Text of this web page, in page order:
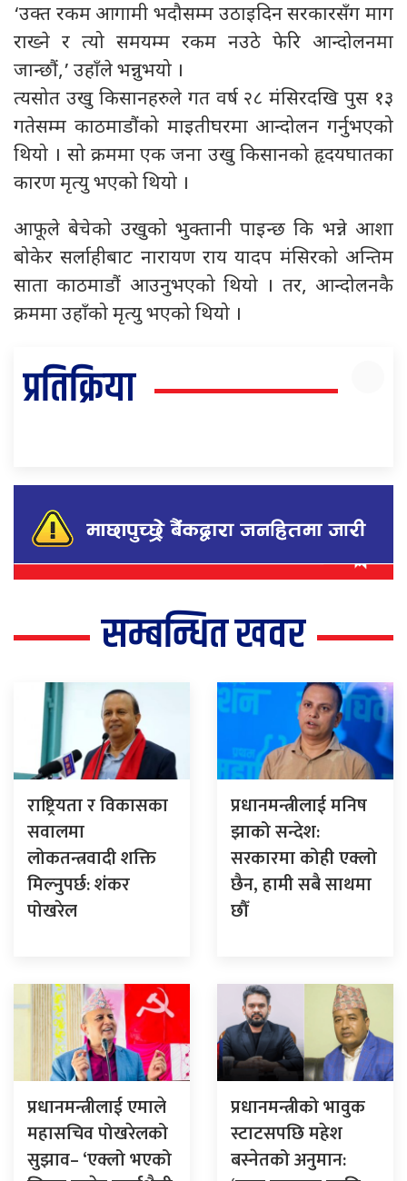
‘उक्त रकम आगामी भदौसम्म उठाइदिन सरकारसँग माग
राख्ने र त्यो समयम्म रकम नउठे फेरि आन्दोलनमा
जान्छौं,’ उहाँले भन्नुभयो ।
त्यसोत उखु किसानहरुले गत वर्ष २८ मंसिरदखि पुस १३
गतेसम्म काठमाडौंको माइतीघरमा आन्दोलन गर्नुभएको
थियो । सो क्रममा एक जना उखु किसानको हृदयघातका
कारण मृत्यु भएको थियो ।
आफूले बेचेको उखुको भुक्तानी पाइन्छ कि भन्ने आशा
बोकेर सर्लाहीबाट नारायण राय यादप मंसिरको अन्तिम
साता काठमाडौं आउनुभएको थियो । तर, आन्दोलनकै
क्रममा उहाँको मृत्यु भएको थियो ।
प्रतिक्रिया
सम्बन्धित खवर
राष्ट्रियता र विकासका
सवालमा
लोकतन्त्रवादी शक्ति
मिल्नुपर्छ: शंकर
पोखरेल
प्रधानमन्त्रीलाई मनिष
झाको सन्देश:
सरकारमा कोही एक्लो
छैन, हामी सबै साथमा
छौँ
प्रधानमन्त्रीलाई एमाले
महासचिव पोखरेलको
सुझाव– ‘एक्लो भएको
प्रधानमन्त्रीको भावुक
स्टाटसपछि महेश
बस्नेतको अनुमान: